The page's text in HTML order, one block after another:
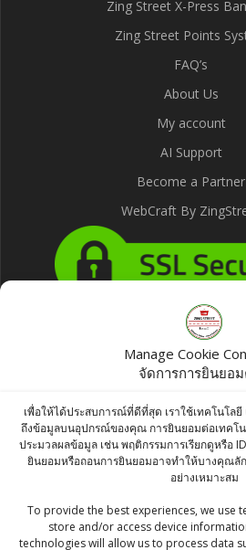
Manage Cookie
จัดการการยินยอ
เพื่อให้ได้ประสบการณ์ที่ดีที่สุด เราใช้เทคโนโลยี
ถึงข้อมูลบนอุปกรณ์ของคุณ การยินยอมต่อเทคโน
ประมวลผลข้อมูล เช่น พฤติกรรมการเรียกดูหรือ
ยินยอมหรือถอนการยินยอมอาจทำให้บางคุณ
อย่างเหมาะสม
To provide the best experiences, we use
store and/or access device
technologies will allow us to process data
Zing Street X-Press
Zing Street Points
FAQ’s
About Us
My account
AI Support
Become a Partner
WebCraft By
Products
฿75.00
KC TURMERIC / HALDI / ขมิ้นผง -
40.00